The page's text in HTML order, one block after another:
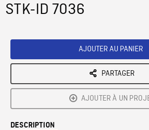
STK-ID 7036
AJOUTER AU PANIER
PARTAGER
AJOUTER À UN
DESCRIPTION